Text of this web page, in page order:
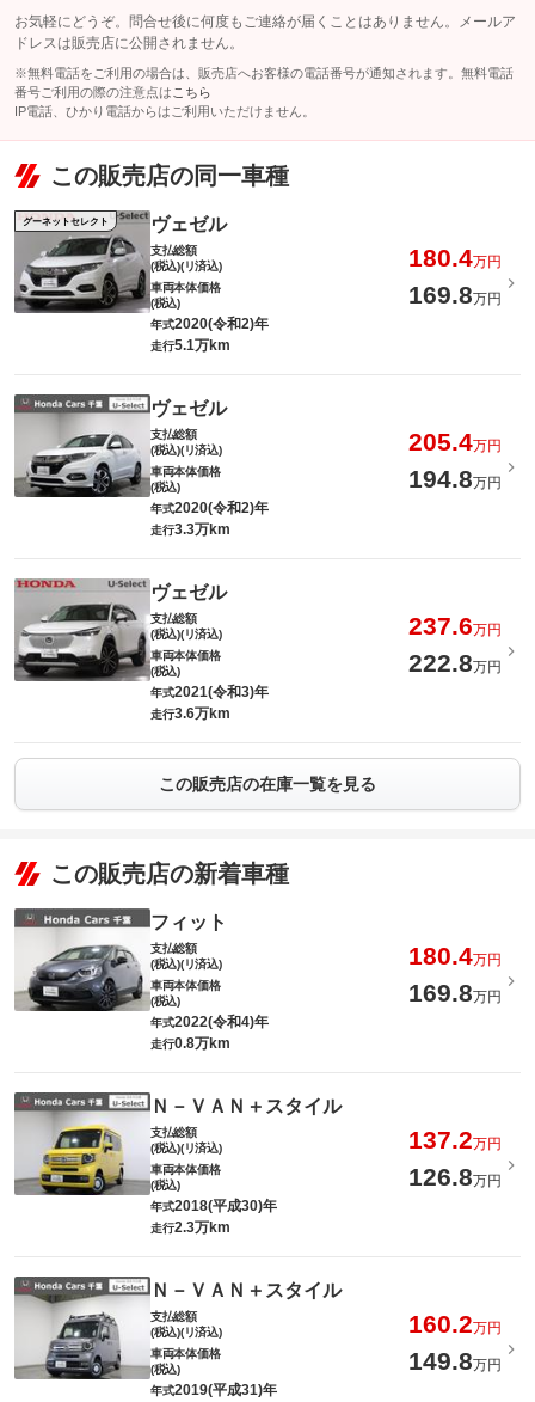
お気軽にどうぞ。問合せ後に何度もご連絡が届くことはありません。メールア
ドレスは販売店に公開されません。
※無料電話をご利用の場合は、販売店へお客様の電話番号が通知されます。無料電話
番号ご利用の際の注意点は こちら
IP電話、ひかり電話からはご利用いただけません。
この販売店の同一車種
グーネットセレクト ヴェゼル
支払総額
(税込)(リ済込)
180.4万円
車両本体価格
(税込)
169.8万円
年式2020(令和2)年
走行5.1万km
ヴェゼル
支払総額
(税込)(リ済込)
205.4万円
車両本体価格
(税込)
194.8万円
年式2020(令和2)年
走行3.3万km
ヴェゼル
支払総額
(税込)(リ済込)
237.6万円
車両本体価格
(税込)
222.8万円
年式2021(令和3)年
走行3.6万km
この販売店の在庫一覧を見る
この販売店の新着車種
フィット
支払総額
(税込)(リ済込)
180.4万円
車両本体価格
(税込)
169.8万円
年式2022(令和4)年
走行0.8万km
Ｎ－ＶＡＮ＋スタイル
支払総額
(税込)(リ済込)
137.2万円
車両本体価格
(税込)
126.8万円
年式2018(平成30)年
走行2.3万km
Ｎ－ＶＡＮ＋スタイル
支払総額
(税込)(リ済込)
160.2万円
車両本体価格
(税込)
149.8万円
年式2019(平成31)年